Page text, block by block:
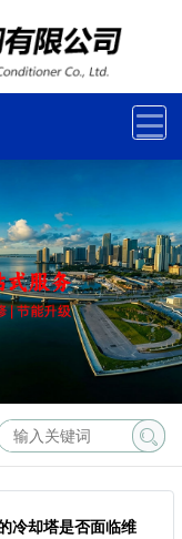
冷却塔是否面临维